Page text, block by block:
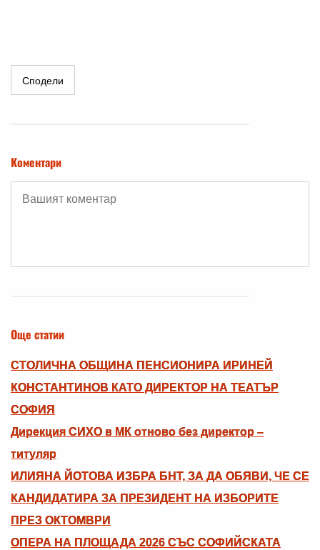
Сподели
Коментари
Още статии
СТОЛИЧНА ОБЩИНА ПЕНСИОНИРА ИРИНЕЙ
КОНСТАНТИНОВ КАТО ДИРЕКТОР НА ТЕАТЪР
СОФИЯ
Дирекция СИХО в МК отново без директор –
титуляр
ИЛИЯНА ЙОТОВА ИЗБРА БНТ, ЗА ДА ОБЯВИ, ЧЕ СЕ
КАНДИДАТИРА ЗА ПРЕЗИДЕНТ НА ИЗБОРИТЕ
ПРЕЗ ОКТОМВРИ
ОПЕРА НА ПЛОЩАДА 2026 СЪС СОФИЙСКАТА